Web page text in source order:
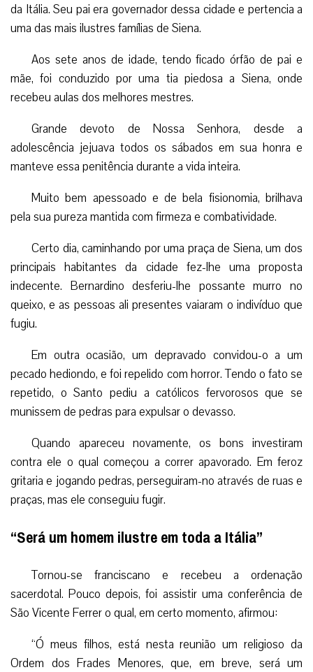
da Itália. Seu pai era governador dessa cidade e pertencia a
uma das mais ilustres famílias de Siena.
Aos sete anos de idade, tendo ficado órfão de pai e
mãe, foi conduzido por uma tia piedosa a Siena, onde
recebeu aulas dos melhores mestres.
Grande devoto de Nossa Senhora, desde a
adolescência jejuava todos os sábados em sua honra e
manteve essa penitência durante a vida inteira.
Muito bem apessoado e de bela fisionomia, brilhava
pela sua pureza mantida com firmeza e combatividade.
Certo dia, caminhando por uma praça de Siena, um dos
principais habitantes da cidade fez-lhe uma proposta
indecente. Bernardino desferiu-lhe possante murro no
queixo, e as pessoas ali presentes vaiaram o indivíduo que
fugiu.
Em outra ocasião, um depravado convidou-o a um
pecado hediondo, e foi repelido com horror. Tendo o fato se
repetido, o Santo pediu a católicos fervorosos que se
munissem de pedras para expulsar o devasso.
Quando apareceu novamente, os bons investiram
contra ele o qual começou a correr apavorado. Em feroz
gritaria e jogando pedras, perseguiram-no através de ruas e
praças, mas ele conseguiu fugir.
“Será um homem ilustre em toda a Itália”
Tornou-se franciscano e recebeu a ordenação
sacerdotal. Pouco depois, foi assistir uma conferência de
São Vicente Ferrer o qual, em certo momento, afirmou:
“Ó meus filhos, está nesta reunião um religioso da
Ordem dos Frades Menores, que, em breve, será um